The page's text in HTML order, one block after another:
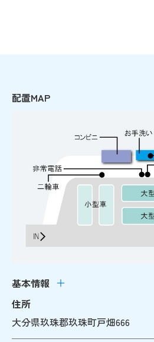
基本情報
住所
大分県玖珠郡玖珠町戸畑666
配置MAP